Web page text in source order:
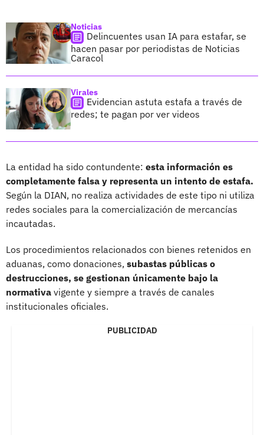
Noticias
Delincuentes usan IA para estafar, se
hacen pasar por periodistas de Noticias
Caracol
Virales
Evidencian astuta estafa a través de
redes; te pagan por ver videos
La entidad ha sido contundente: esta información es
completamente falsa y representa un intento de estafa.
Según la DIAN, no realiza actividades de este tipo ni utiliza
redes sociales para la comercialización de mercancías
incautadas.
Los procedimientos relacionados con bienes retenidos en
aduanas, como donaciones, subastas públicas o
destrucciones, se gestionan únicamente bajo la
normativa vigente y siempre a través de canales
institucionales oficiales.
PUBLICIDAD